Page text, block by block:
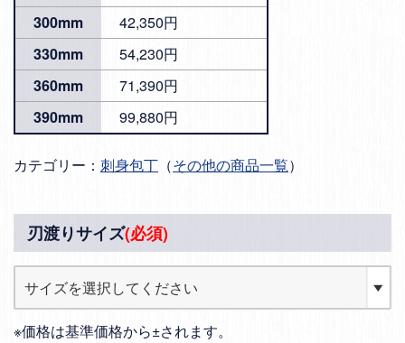
300mm
42,350円
330mm
54,230円
360mm
71,390円
390mm
99,880円
カテゴリー： 刺身包丁 （その他の商品一覧）
刃渡りサイズ(必須)
※価格は基準価格から±されます。